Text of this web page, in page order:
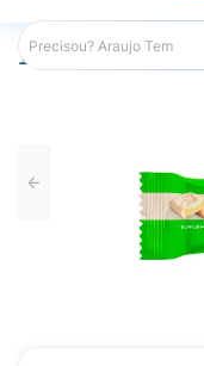
Araujo Nutrição